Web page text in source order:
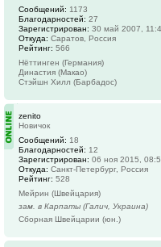
Сообщений: 1173
Благодарностей: 27
Зарегистрирован: 30 май 2007,
Откуда: Саратов, Россия
Рейтинг: 566
Нёттинген (Германия)
Династия (Макао)
Стэйшн Хилл (Барбадос)
zenito
Новичок
Сообщений: 18
Благодарностей: 12
Зарегистрирован: 06 ноя 2015,
Откуда: Санкт-Петербург, Россия
Рейтинг: 528
Мейрин (Швейцария)
зам. в Карпаты (Галич, Украина)
Сборная Швейцарии (юн.)